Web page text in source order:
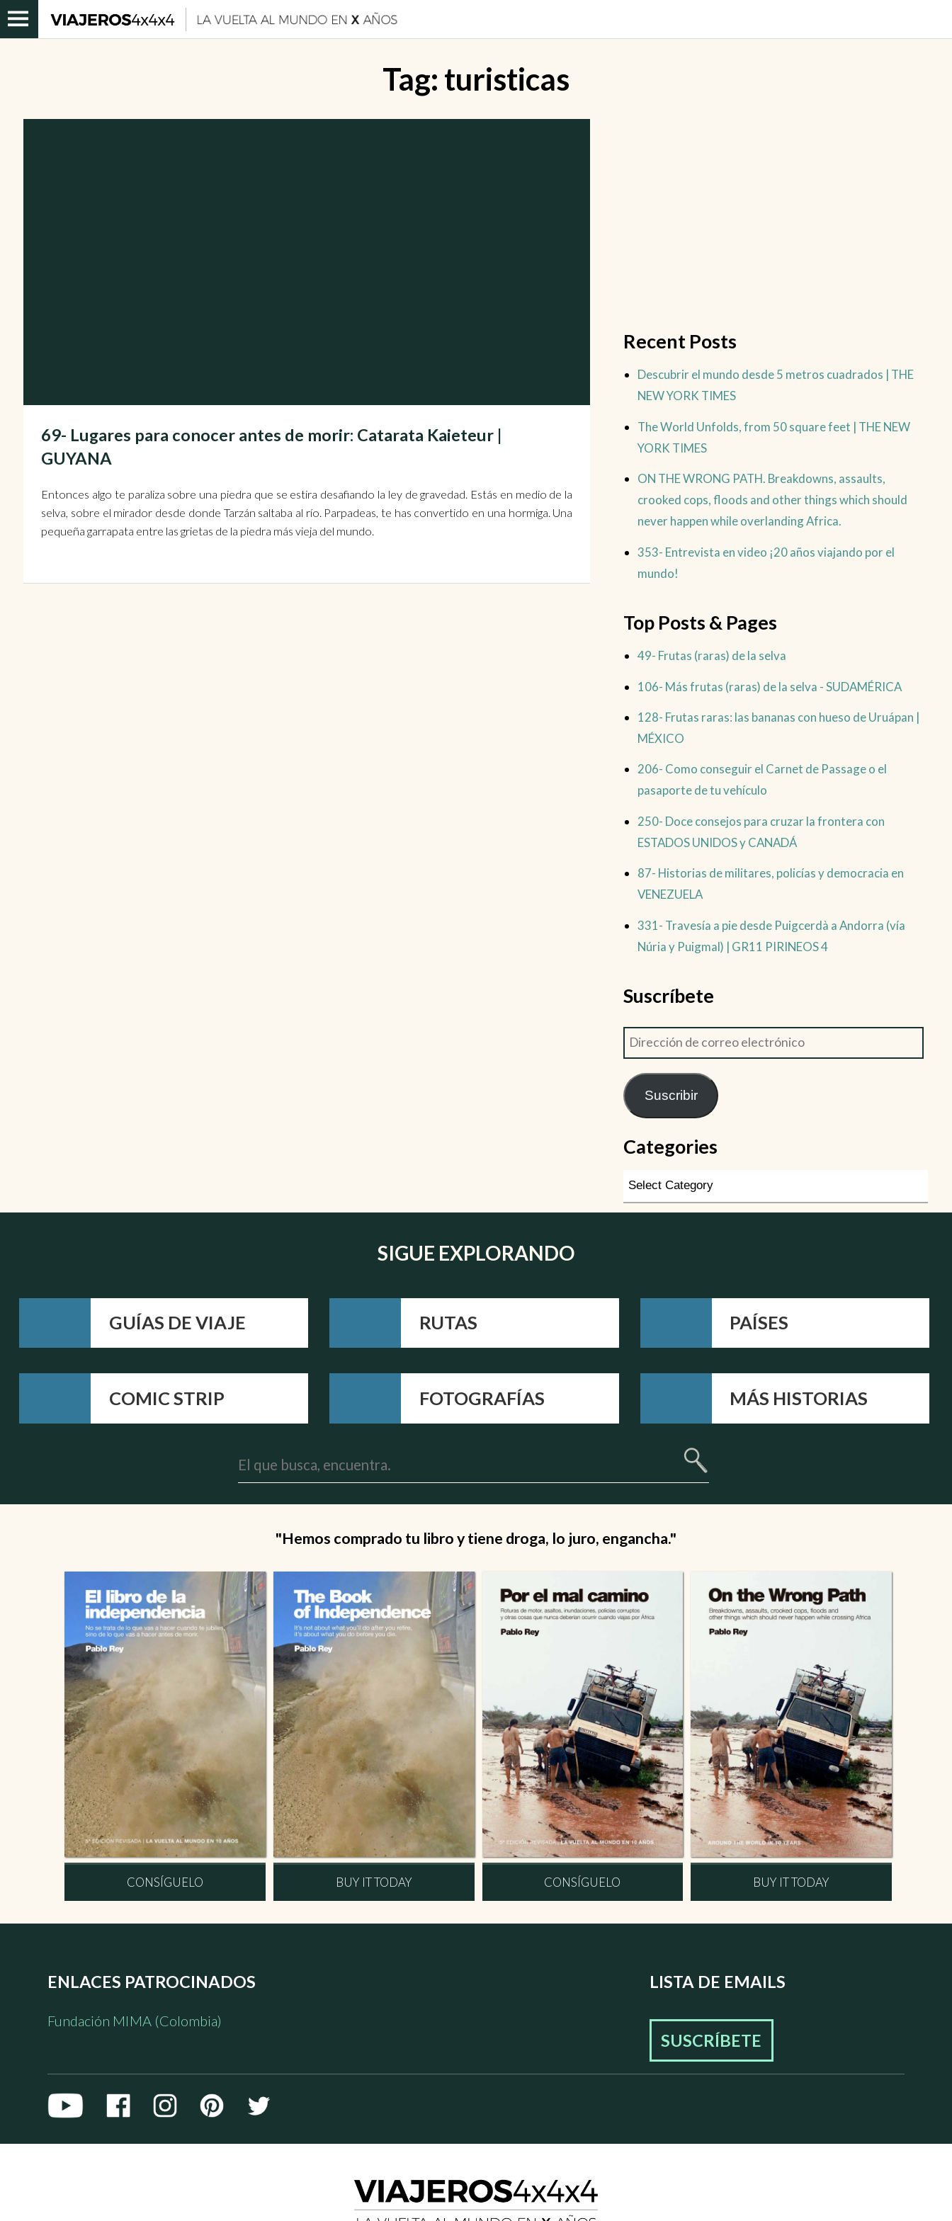
Tag: turisticas
69- Lugares para conocer antes de morir: Catarata Kaieteur |
GUYANA
Entonces algo te paraliza sobre una piedra que se estira desafiando la ley de gravedad. Estás en medio de la
selva, sobre el mirador desde donde Tarzán saltaba al río. Parpadeas, te has convertido en una hormiga. Una
pequeña garrapata entre las grietas de la piedra más vieja del mundo.
Recent Posts
Descubrir el mundo desde 5 metros cuadrados | THE
NEW YORK TIMES
The World Unfolds, from 50 square feet | THE NEW
YORK TIMES
ON THE WRONG PATH. Breakdowns, assaults,
crooked cops, floods and other things which should
never happen while overlanding Africa.
353- Entrevista en video ¡20 años viajando por el
mundo!
Top Posts & Pages
49- Frutas (raras) de la selva
106- Más frutas (raras) de la selva - SUDAMÉRICA
128- Frutas raras: las bananas con hueso de Uruápan |
MÉXICO
206- Como conseguir el Carnet de Passage o el
pasaporte de tu vehículo
250- Doce consejos para cruzar la frontera con
ESTADOS UNIDOS y CANADÁ
87- Historias de militares, policías y democracia en
VENEZUELA
331- Travesía a pie desde Puigcerdà a Andorra (vía
Núria y Puigmal) | GR11 PIRINEOS 4
Suscríbete
Suscribir
Categories
SIGUE EXPLORANDO
GUÍAS DE VIAJE RUTAS PAÍSES
COMIC STRIP FOTOGRAFÍAS MÁS HISTORIAS
"Hemos comprado tu libro y tiene droga, lo juro, engancha."
CONSÍGUELO BUY IT TODAY CONSÍGUELO BUY IT TODAY
ENLACES PATROCINADOS
Fundación MIMA (Colombia)
LISTA DE EMAILS
SUSCRÍBETE